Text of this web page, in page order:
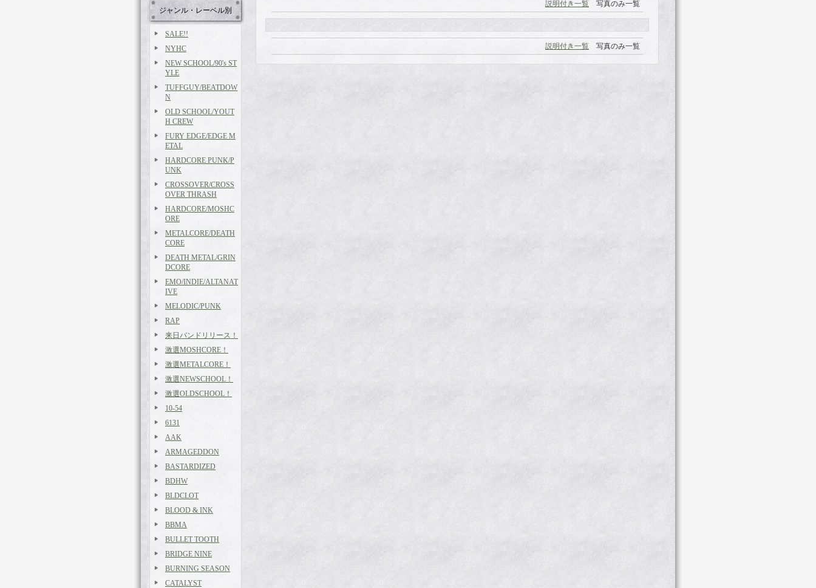
ジャンル・レーベル別
SALE!!
NYHC
NEW SCHOOL/90's ST
YLE
TUFFGUY/BEATDOW
N
OLD SCHOOL/YOUT
H CREW
FURY EDGE/EDGE M
ETAL
HARDCORE PUNK/P
UNK
CROSSOVER/CROSS
OVER THRASH
HARDCORE/MOSHC
ORE
METALCORE/DEATH
CORE
DEATH METAL/GRIN
DCORE
EMO/INDIE/ALTANAT
IVE
MELODIC/PUNK
RAP
来日バンドリリース！
激選MOSHCORE！
激選METALCORE！
激選NEWSCHOOL！
激選OLDSCHOOL！
10-54
6131
AAK
ARMAGEDDON
BASTARDIZED
BDHW
BLDCLOT
BLOOD & INK
BBMA
BULLET TOOTH
BRIDGE NINE
BURNING SEASON
CATALYST
説明付き一覧 写真のみ一覧
説明付き一覧 写真のみ一覧